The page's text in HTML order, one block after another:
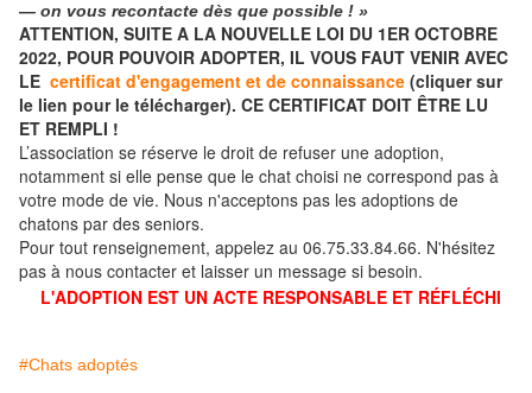
— on vous recontacte dès que possible ! »
ATTENTION, SUITE A LA NOUVELLE LOI DU 1ER OCTOBRE
2022, POUR POUVOIR ADOPTER, IL VOUS FAUT VENIR AVEC
LE certificat d'engagement et de connaissance (cliquer sur
le lien pour le télécharger). CE CERTIFICAT DOIT ÊTRE LU
ET REMPLI !
L’association se réserve le droit de refuser une adoption,
notamment si elle pense que le chat choisi ne correspond pas à
votre mode de vie. Nous n'acceptons pas les adoptions de
chatons par des seniors.
Pour tout renseignement, appelez au 06.75.33.84.66. N'hésitez
pas à nous contacter et laisser un message si besoin.
L'ADOPTION EST UN ACTE RESPONSABLE ET RÉFLÉCHI
#Chats adoptés